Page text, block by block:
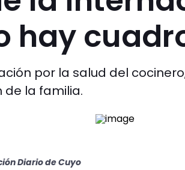
hay
por la salud del
de la familia.
Diario de Cuyo